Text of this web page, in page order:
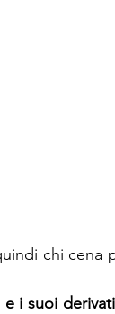
chi cena
i suoi